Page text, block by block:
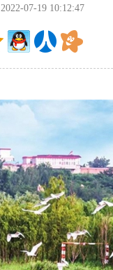
2022-07-19 10:12:47